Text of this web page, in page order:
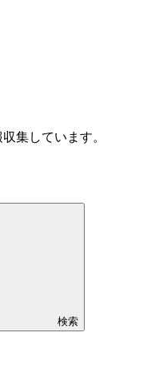
集しています。
検索